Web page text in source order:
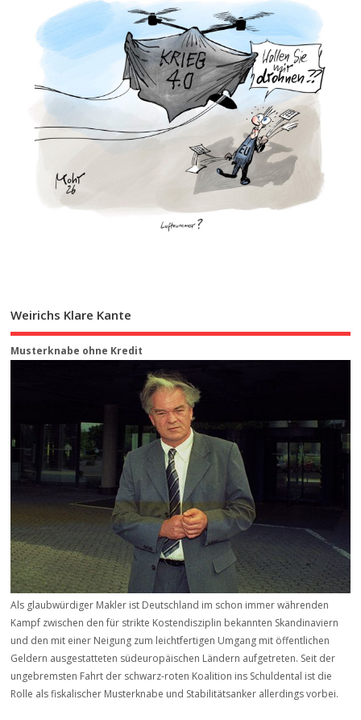
Weirichs Klare Kante
Musterknabe ohne Kredit
Als glaubwürdiger Makler ist Deutschland im schon immer währenden
Kampf zwischen den für strikte Kostendisziplin bekannten Skandinaviern
und den mit einer Neigung zum leichtfertigen Umgang mit öffentlichen
Geldern ausgestatteten südeuropäischen Ländern aufgetreten. Seit der
ungebremsten Fahrt der schwarz-roten Koalition ins Schuldental ist die
Rolle als fiskalischer Musterknabe und Stabilitätsanker allerdings vorbei.